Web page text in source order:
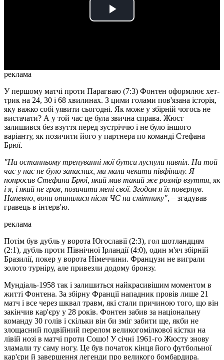
Play
реклама
У першому матчі проти Парагваю (7:3) Фонтен оформлює хет-
трик на 24, 30 і 68 хвилинах. З цими голами пов'язана історія,
яку важко собі уявити сьогодні. Як може у збірній чогось не
вистачати? А у той час це була звична справа. Жюст
залишився без взуття перед зустріччю і не було іншого
варіанту, як позичити його у партнера по команді Стефана
Брюї.
"На останньому тренуванні мої бутси луснули навпіл. На той
час у нас не було запасних, ми мали чекати півфіналу. Я
попросив Стефана Брюї, який мав такий же розмір взуття, як
і я, і який не грав, позичити мені свої. Згодом я їх повернув.
Напевно, вони опинилися після ЧС на смітнику", – згадував
гравець в інтерв'ю.
реклама
Потім був дубль у ворота Югославії (2:3), гол шотландцям
(2:1), дубль проти Північної Ірландії (4:0), один м'яч збірній
Бразилії, покер у ворота Німеччини. Французи не виграли
золото турніру, але привезли додому бронзу.
Мундіаль-1958 так і залишиться найкрасивішим моментом в
житті Фонтена. За збірну Франції нападник провів лише 21
матч і все через шквал травм, які стали причиною того, що він
закінчив кар'єру у 28 років. Фонтен забив за національну
команду 30 голів і скільки він би зміг забити ще, якби не
злощасний подвійний перелом великогомілкової кістки на
лівій нозі в матчі проти Сошо! У січні 1961-го Жюсту знову
зламали ту саму ногу. Це був початок кінця його футбольної
кар'єри й завершення легенди про великого бомбардира.